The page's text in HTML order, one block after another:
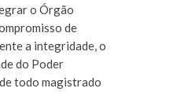
o Órgão
de
a integridade, o
do Poder
todo magistrado